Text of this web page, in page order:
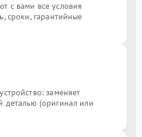
с вами все условия
сроки, гарантийные
заменяет
деталью (оригинал или